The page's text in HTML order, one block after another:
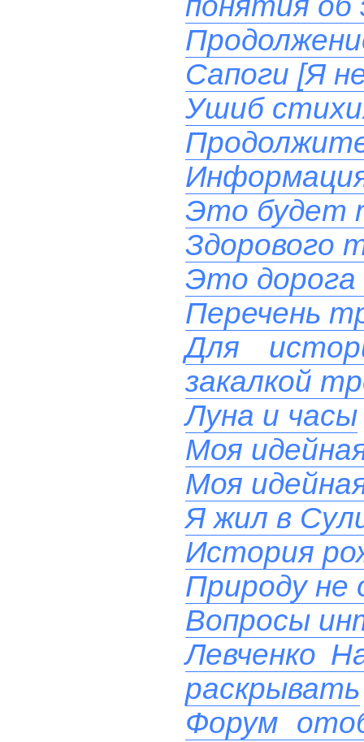
Сапоги [Я
Ушиб
Это будет
Здорового
Это дорога
Перечень
Для
закалкой
Луна и часы
Моя
Моя
Я жил в
История
Природу не
Вопросы
Левченко
раскрывать
Форум